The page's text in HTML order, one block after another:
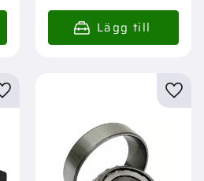
Lägg till i favoriter